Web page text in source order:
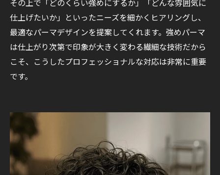
その上で「どのくらい強めにするか」「どんな雰囲気に
仕上げたいか」といったニーズを細かくヒアリングし、
最適なパーマデザインを提案してくれます。強めパーマ
は仕上がり次第で印象が大きく変わる繊細な技術だから
こそ、こうしたプロフェッショナルな対応は非常に重要
です。